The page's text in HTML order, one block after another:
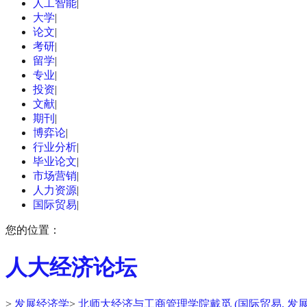
人工智能|
大学|
论文|
考研|
留学|
专业|
投资|
文献|
期刊 |
博弈论|
行业分析|
毕业论文|
市场营销|
人力资源|
国际贸易|
您的位置：
人大经济论坛
> 发展经济学> 北师大经济与工商管理学院戴觅 (国际贸易, 发